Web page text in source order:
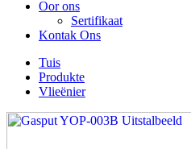
Oor ons
Sertifikaat
Kontak Ons
Tuis
Produkte
Vlieënier